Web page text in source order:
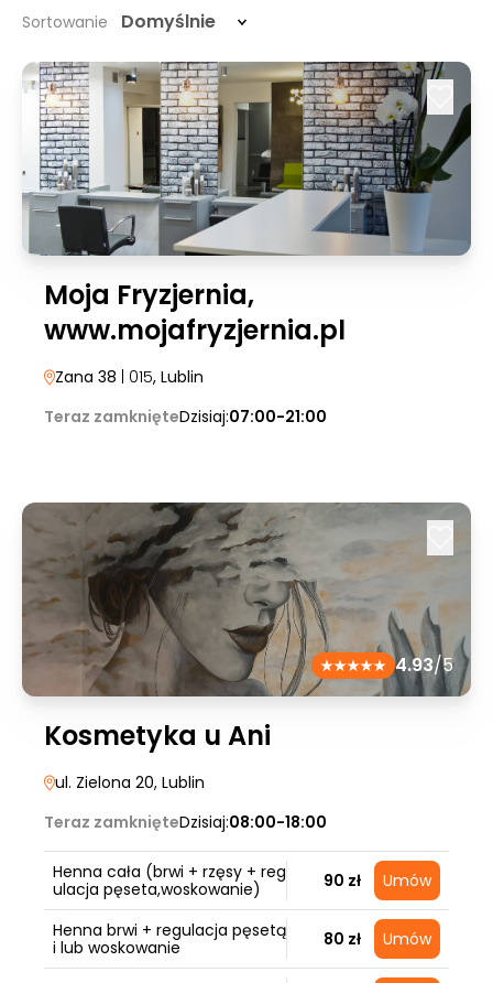
Sortowanie Domyślnie
Moja Fryzjernia,
www.mojafryzjernia.pl
Zana 38 | 015, Lublin
Teraz zamknięteDzisiaj:07:00-21:00
4.93/5
Kosmetyka u Ani
ul. Zielona 20, Lublin
Teraz zamknięteDzisiaj:08:00-18:00
Henna cała (brwi + rzęsy + reg
ulacja pęseta,woskowanie)
90 zł Umów
Henna brwi + regulacja pęsetą
i lub woskowanie
80 zł Umów